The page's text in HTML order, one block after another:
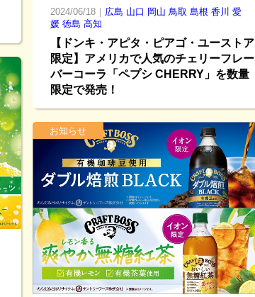
2024/06/18｜ 広島 山口 岡山 鳥取 島根 香川 愛
媛 徳島 高知
【ドンキ・アピタ・ピアゴ・ユーストア
限定】アメリカで人気のチェリーフレー
バーコーラ「ペプシ CHERRY」を数量
限定で発売！
お知らせ